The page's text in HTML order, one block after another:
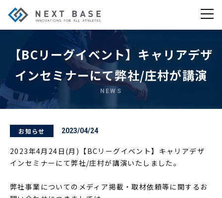
【BCリーグイベント】キャリアデザ
インセミナーにて弊社/庄村が講演
NEWS
お知らせ 2023/04/24
2023年4月24日(月)【BCリーグイベント】キャリアデザ
インセミナーにて弊社/庄村が講演いたしました。
弊社事業についてのメディア掲載・取材依頼等に関するお